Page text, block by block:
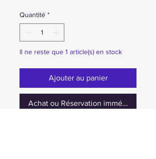
Quantité *
Il ne reste que 1 article(s) en stock
Ajouter au panier
Achat ou Réservation immédiate